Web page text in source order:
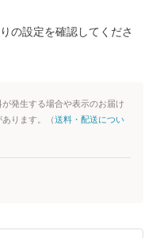
の設定を確認してくださ
発生する場合や表示のお届け
ります。（送料・配送につい